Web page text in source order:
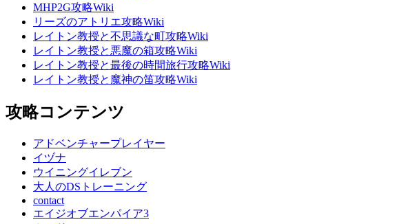
MHP2G攻略Wiki
リーズのアトリエ攻略Wiki
レイトン教授と不思議な町攻略Wiki
レイトン教授と悪魔の箱攻略Wiki
レイトン教授と最後の時間旅行攻略Wiki
レイトン教授と魔神の笛攻略Wiki
攻略コンテンツ
アドベンチャープレイヤー
イヅナ
ウイニングイレブン
大人のDSトレーニング
contact
エイジオブエンパイア3